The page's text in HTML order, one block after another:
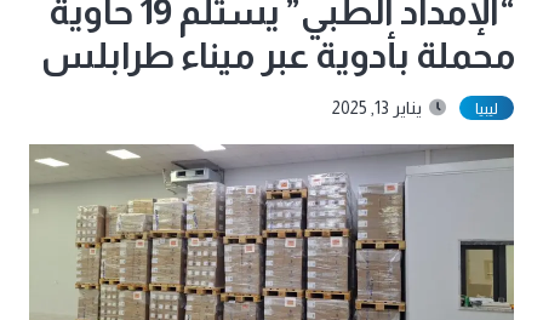
“الإمداد الطبي” يستلم 19 حاوية
محملة بأدوية عبر ميناء طرابلس
ليبيا يناير 13, 2025